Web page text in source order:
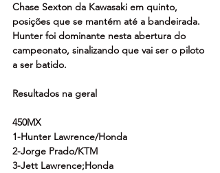
Chase Sexton da Kawasaki em quinto,
posições que se mantém até a bandeirada.
Hunter foi dominante nesta abertura do
campeonato, sinalizando que vai ser o piloto
a ser batido.
Resultados na geral
450MX
1-Hunter Lawrence/Honda
2-Jorge Prado/KTM
3-Jett Lawrence;Honda